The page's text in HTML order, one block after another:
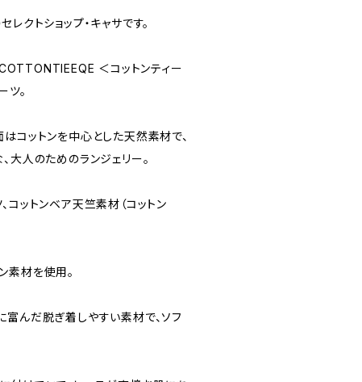
クトショップ・キャサです。
＜コットンティー
ツ。
コットンを中心とした天然素材で、
大人のためのランジェリー。
コットンベア天竺素材（コットン
素材を使用。
富んだ脱ぎ着しやすい素材で、ソフ